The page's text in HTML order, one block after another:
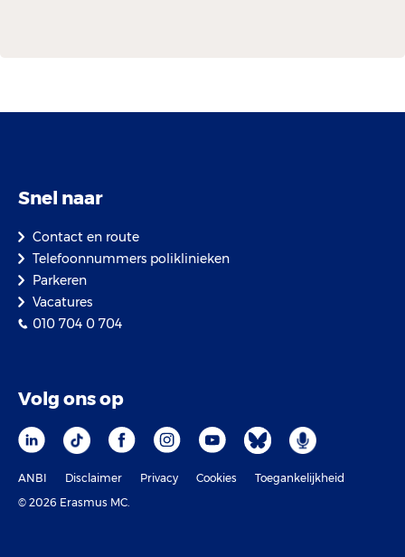
Snel naar
Contact en route
Telefoonnummers poliklinieken
Parkeren
Vacatures
010 704 0 704
Volg ons op
ANBI Disclaimer Privacy Cookies
Toegankelijkheid
© 2026 Erasmus MC.